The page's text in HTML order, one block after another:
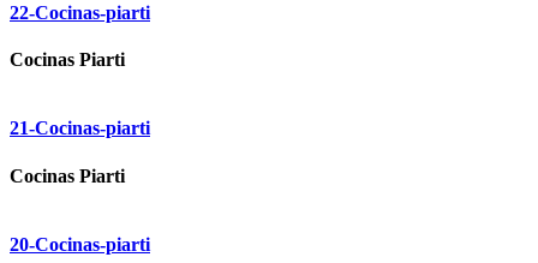
22-Cocinas-piarti
Cocinas Piarti
21-Cocinas-piarti
Cocinas Piarti
20-Cocinas-piarti